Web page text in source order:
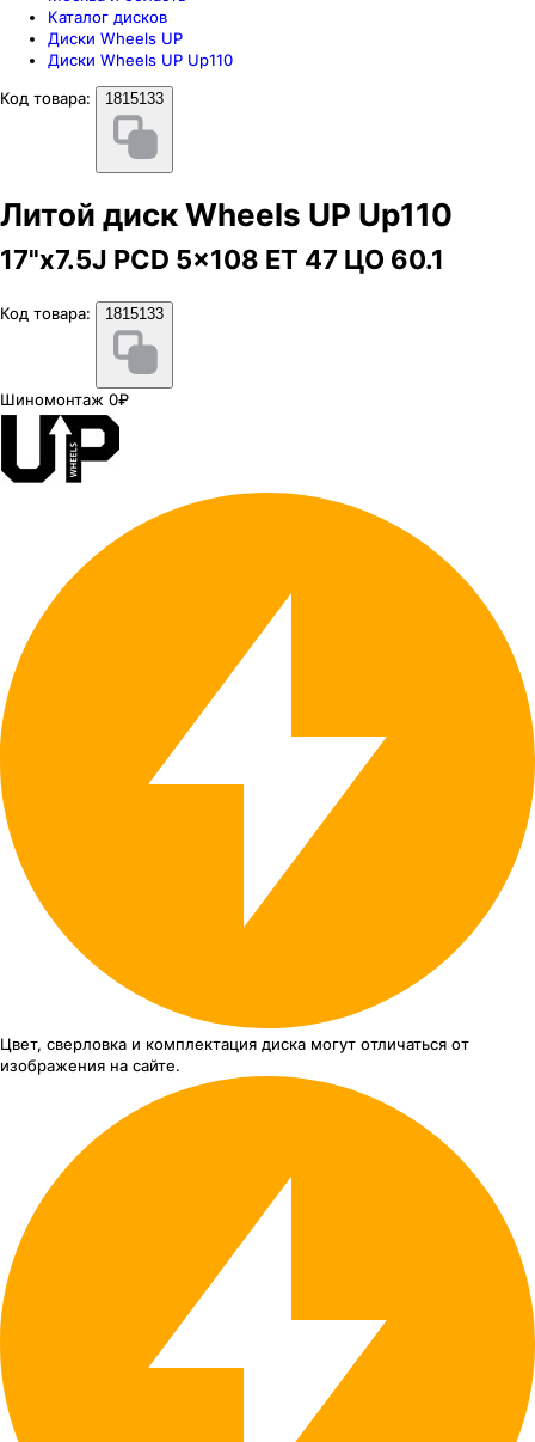
Каталог дисков
Диски Wheels UP
Диски Wheels UP Up110
Код товара:
1815133
Литой диск Wheels UP Up110
17"x7.5J PCD 5x108 ЕТ 47 ЦО 60.1
Код товара: 1815133
Шиномонтаж 0₽
Цвет, сверловка и комплектация диска могут отличаться от
изображения на сайте.